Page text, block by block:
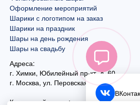
Оформление мероприятий
Шарики с логотипом на заказ
Шарики на праздник
Шары на день рождения
Шары на свадьбу
Адреса:
г. Химки, Юбилейный пр-кт, д. 60
г. Москва, ул. Перовская, д. 59
Контактный номер: